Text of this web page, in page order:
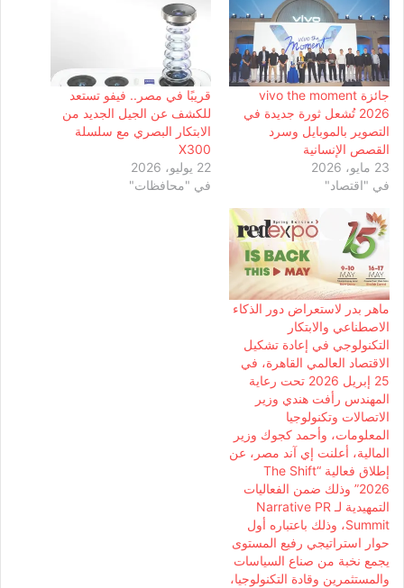
جائزة vivo the moment
2026 تُشعل ثورة جديدة في
التصوير بالموبايل وسرد
القصص الإنسانية
23 مايو، 2026
في "اقتصاد"
قريبًا في مصر.. فيفو تستعد
للكشف عن الجيل الجديد من
الابتكار البصري مع سلسلة
X300
22 يوليو، 2026
في "محافظات"
ماهر بدر لاستعراض دور الذكاء
الاصطناعي والابتكار
التكنولوجي في إعادة تشكيل
الاقتصاد العالمي القاهرة، في
25 إبريل 2026 تحت رعاية
المهندس رأفت هندي وزير
الاتصالات وتكنولوجيا
المعلومات، وأحمد كجوك وزير
المالية، أعلنت إي آند مصر، عن
إطلاق فعالية “The Shift
2026” وذلك ضمن الفعاليات
التمهيدية لـ Narrative PR
Summit، وذلك باعتباره أول
حوار استراتيجي رفيع المستوى
يجمع نخبة من صناع السياسات
والمستثمرين وقادة التكنولوجيا،